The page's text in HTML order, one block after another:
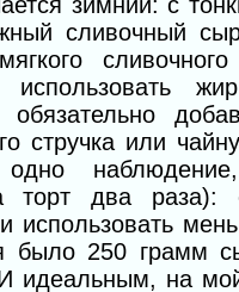
сливочный
стручка или
торт два раза):
использовать
было 250 грамм
идеальным, на